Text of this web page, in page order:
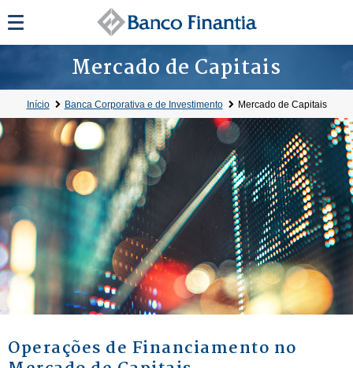
Mercado de Capitais
Início Banca Corporativa e de Investimento Mercado de Capitais
Operações de Financiamento no